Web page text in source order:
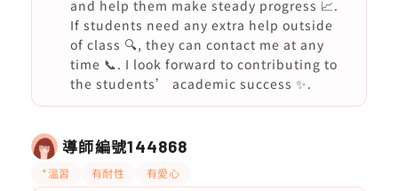
and help them make steady progress 📈.
If students need any extra help outside
of class 🔍, they can contact me at any
time 📞. I look forward to contributing to
the students’ academic success ✨.
導師編號144868
*溫習 有耐性 有愛心